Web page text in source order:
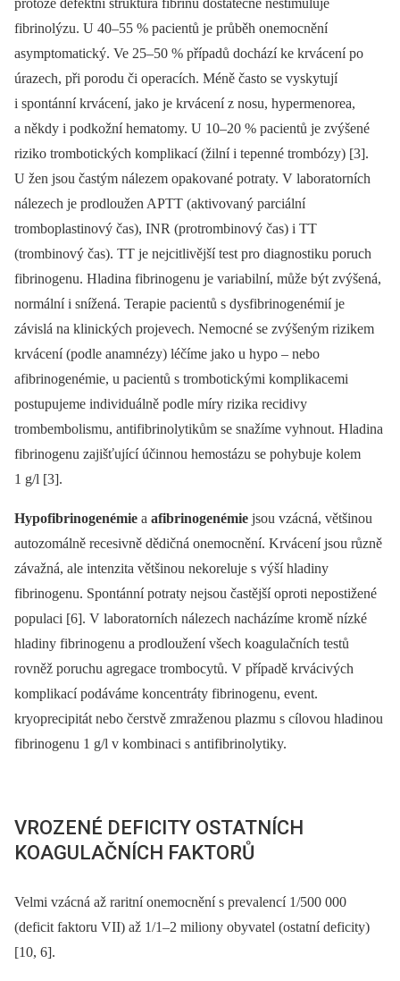
fibrinolýzu. U 40–55 % pacientů je průběh onemocnění
asymptomatický. Ve 25–50 % případů dochází ke krvácení po
úrazech, při porodu či operacích. Méně často se vyskytují
i spontánní krvácení, jako je krvácení z nosu, hypermenorea,
a někdy i podkožní hematomy. U 10–20 % pacientů je zvýšené
riziko trombotických komplikací (žilní i tepenné trombózy) [3].
U žen jsou častým nálezem opakované potraty. V laboratorních
nálezech je prodloužen APTT (aktivovaný parciální
tromboplastinový čas), INR (protrombinový čas) i TT
(trombinový čas). TT je nejcitlivější test pro diagnostiku poruch
fibrinogenu. Hladina fibrinogenu je variabilní, může být zvýšená,
normální i snížená. Terapie pacientů s dysfibrinogenémií je
závislá na klinických projevech. Nemocné se zvýšeným rizikem
krvácení (podle anamnézy) léčíme jako u hypo –⁠ nebo
afibrinogenémie, u pacientů s trombotickými komplikacemi
postupujeme individuálně podle míry rizika recidivy
trombembolismu, antifibrinolytikům se snažíme vyhnout. Hladina
fibrinogenu zajišťující účinnou hemostázu se pohybuje kolem
1 g/l [3].
Hypofibrinogenémie a afibrinogenémie jsou vzácná, většinou
autozomálně recesivně dědičná onemocnění. Krvácení jsou různě
závažná, ale intenzita většinou nekoreluje s výší hladiny
fibrinogenu. Spontánní potraty nejsou častější oproti nepostižené
populaci [6]. V laboratorních nálezech nacházíme kromě nízké
hladiny fibrinogenu a prodloužení všech koagulačních testů
rovněž poruchu agregace trombocytů. V případě krvácivých
komplikací podáváme koncentráty fibrinogenu, event.
kryoprecipitát nebo čerstvě zmraženou plazmu s cílovou hladinou
fibrinogenu 1 g/l v kombinaci s antifibrinolytiky.
VROZENÉ DEFICITY OSTATNÍCH
KOAGULAČNÍCH FAKTORŮ
Velmi vzácná až raritní onemocnění s prevalencí 1/500 000
(deficit faktoru VII) až 1/1–2 miliony obyvatel (ostatní deficity)
[10, 6].